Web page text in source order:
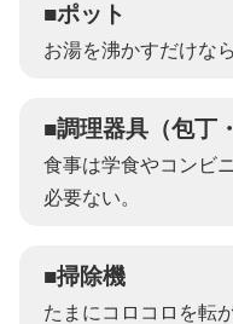
■ポット
お湯を沸かすだけな
■調理器具（包丁
食事は学食やコンビ
必要ない。
■掃除機
たまにコロコロを転